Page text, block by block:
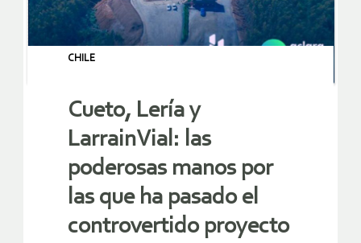
CHILE
Cueto, Lería y
LarrainVial: las
poderosas manos por
las que ha pasado el
controvertido proyecto